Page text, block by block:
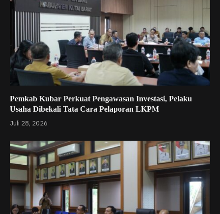
Pemkab Kubar Perkuat Pengawasan Investasi, Pelaku
Usaha Dibekali Tata Cara Pelaporan LKPM
Juli 28, 2026